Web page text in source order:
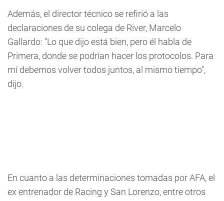
Además, el director técnico se refirió a las
declaraciones de su colega de River, Marcelo
Gallardo: "Lo que dijo está bien, pero él habla de
Primera, donde se podrían hacer los protocolos. Para
mí debemos volver todos juntos, al mismo tiempo",
dijo.
En cuanto a las determinaciones tomadas por AFA, el
ex entrenador de Racing y San Lorenzo, entre otros